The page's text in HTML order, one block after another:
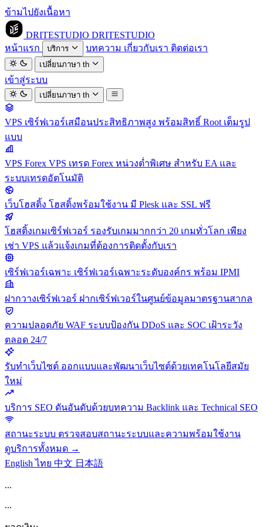
ข้ามไปยังเนื้อหา
DRITESTUDIO DRITESTUDIO
หน้าแรก
บริการ บทความ เกี่ยวกับเรา ติดต่อเรา
เปลี่ยนภาษาth
เข้าสู่ระบบ
เปลี่ยนภาษาth
VPS เซิร์ฟเวอร์เสมือนประสิทธิภาพสูง พร้อมสิทธิ์ Root เต็มรูป
แบบ
VPS Forex VPS เทรด Forex หน่วงต่ำพิเศษ สำหรับ EA และ
ระบบเทรดอัตโนมัติ
เว็บโฮสติ้ง โฮสติ้งพร้อมใช้งาน มี Plesk และ SSL ฟรี
โฮสติ้งเกมเซิร์ฟเวอร์ รองรับเกมมากกว่า 20 เกมทั่วโลก เพียง
เช่า VPS แล้วแจ้งเกมที่ต้องการติดตั้งกับเรา
เซิร์ฟเวอร์เฉพาะ เซิร์ฟเวอร์เฉพาะระดับองค์กร พร้อม IPMI
ฝากวางเซิร์ฟเวอร์ ฝากเซิร์ฟเวอร์ในศูนย์ข้อมูลมาตรฐานสากล
ความปลอดภัย WAF ระบบป้องกัน DDoS และ SOC เฝ้าระวัง
ตลอด 24/7
รับทำเว็บไซต์ ออกแบบและพัฒนาเว็บไซต์ด้วยเทคโนโลยีสมัย
ใหม่
บริการ SEO ดันอันดับด้วยบทความ Backlink และ Technical SEO
สถานะระบบ ตรวจสอบสถานะระบบและความพร้อมใช้งาน
ดูบริการทั้งหมด →
Englishไทย 中文 日本語
...
...